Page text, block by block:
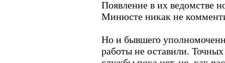
Появление в их ведомстве
Минюсте никак не
Но и бывшего
работы не оставили.